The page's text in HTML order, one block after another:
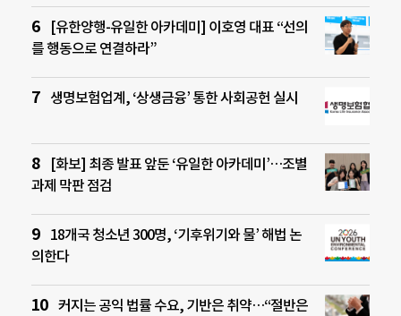
[유한양행-유일한 아카데미] 이호영 대표 “선의
를 행동으로 연결하라”
생명보험업계, ‘상생금융’ 통한 사회공헌 실시
[화보] 최종 발표 앞둔 ‘유일한 아카데미’…조별
과제 막판 점검
18개국 청소년 300명, ‘기후위기와 물’ 해법 논
의한다
커지는 공익 법률 수요, 기반은 취약…“절반은